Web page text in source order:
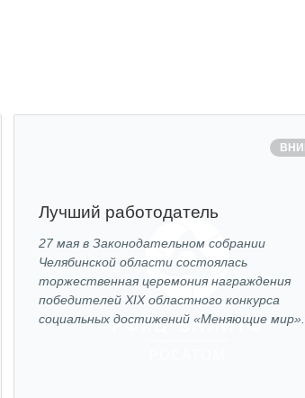
Лучший работодатель
27 мая в Законодательном собрании
Челябинской области состоялась
торжественная церемония награждения
победителей XIX областного конкурса
социальных достижений «Меняющие мир».